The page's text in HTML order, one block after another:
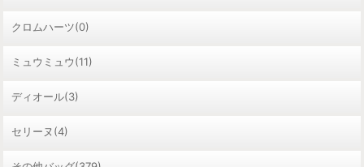
クロムハーツ(0)
ミュウミュウ(11)
ディオール(3)
セリーヌ(4)